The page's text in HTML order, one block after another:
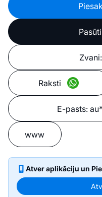
Zvani:
Raksti
E-pasts:
www
Atver aplikāciju un